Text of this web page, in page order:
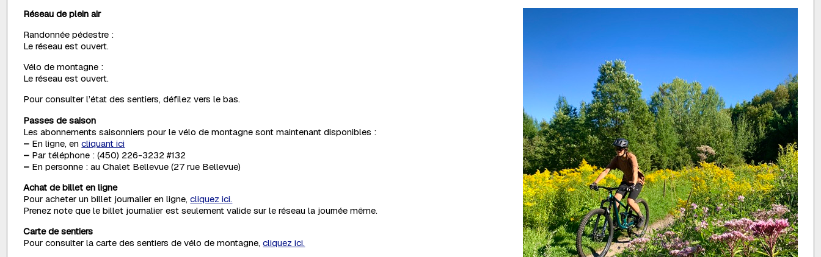
Réseau de plein air
Randonnée pédestre :
Le réseau est ouvert.
Vélo de montagne :
Le réseau est ouvert.
Pour consulter l’état des sentiers, défilez vers le bas.
Passes de saison
Les abonnements saisonniers pour le vélo de montagne sont maintenant disponibles :
– En ligne, encliquant ici
– Par téléphone : (450) 226-3232 #132
– En personne : au Chalet Bellevue (27 rue Bellevue)
Achat de billet en ligne
Pour acheter un billet journalier en ligne,cliquez ici.
Prenez note que le billet journalier est seulement valide sur le réseau la journée même.
Carte de sentiers
Pour consulter la carte des sentiers de vélo de montagne,cliquez ici.